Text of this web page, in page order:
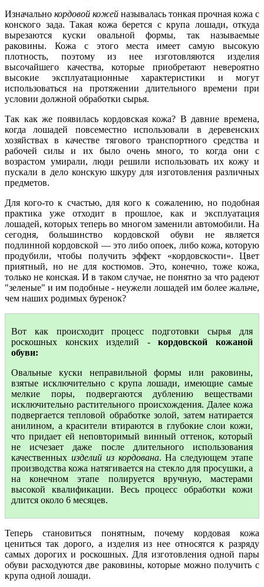
Изначально кордовой кожей называлась тонкая прочная кожа с
конского зада. Такая кожа берется с крупа лошади, откуда
вырезаются куски овальной формы, так называемые
раковины. Кожа с этого места имеет самую высокую
плотность, поэтому из нее изготовляются изделия
высочайшего качества, которые приобретают невероятно
высокие эксплуатационные характеристики и могут
использоваться на протяжении длительного времени при
условии должной обработки сырья.
Так как же появилась кордовская кожа? В давние времена,
когда лошадей повсеместно использовали в деревенских
хозяйствах в качестве тягового транспортного средства и
рабочей силы и их было очень много, то когда они с
возрастом умирали, люди решили использовать их кожу и
пускали в дело конскую шкуру для изготовления различных
предметов.
Для кого-то к счастью, для кого к сожалению, но подобная
практика уже отходит в прошлое, как и эксплуатация
лошадей, которых теперь во многом заменили автомобили. На
сегодня, большинство кордовской обуви не является
подлинной кордовской — это либо опоек, либо кожа, которую
продубили, чтобы получить эффект «кордовскости». Цвет
приятный, но не для костюмов. Это, конечно, тоже кожа,
только не конская. И в таком случае, не понятно за что радеют
"зеленые" и им подобные - неужели лошадей им более жальче,
чем наших родимых буренок?
Вот как происходит процесс подготовки сырья для
роскошных конских изделий -кордовской кожаной
обуви:
Овальные куски неправильной формы или раковины,
взятые исключительно с крупа лошади, имеющие самые
мелкие поры, подвергаются дублению веществами
исключительно растительного происхождения. Далее кожа
подвергается тепловой обработке золой, затем натирается
анилином, а красители втираются в глубокие слои кожи,
что придает ей неповторимый винный оттенок, который
не исчезает даже после длительного использования
качественных изделий из кордована. На следующем этапе
производства кожа натягивается на стекло для просушки, а
на конечном этапе полируется вручную, мастерами
высокой квалификации. Весь процесс обработки кожи
длится около 6 месяцев.
Теперь становиться понятным, почему кордовая кожа
цениться так дорого, а изделия из нее относятся к разряду
самых дорогих и роскошных. Для изготовления одной пары
обуви расходуются две раковины, которые можно получить с
крупа одной лошади.